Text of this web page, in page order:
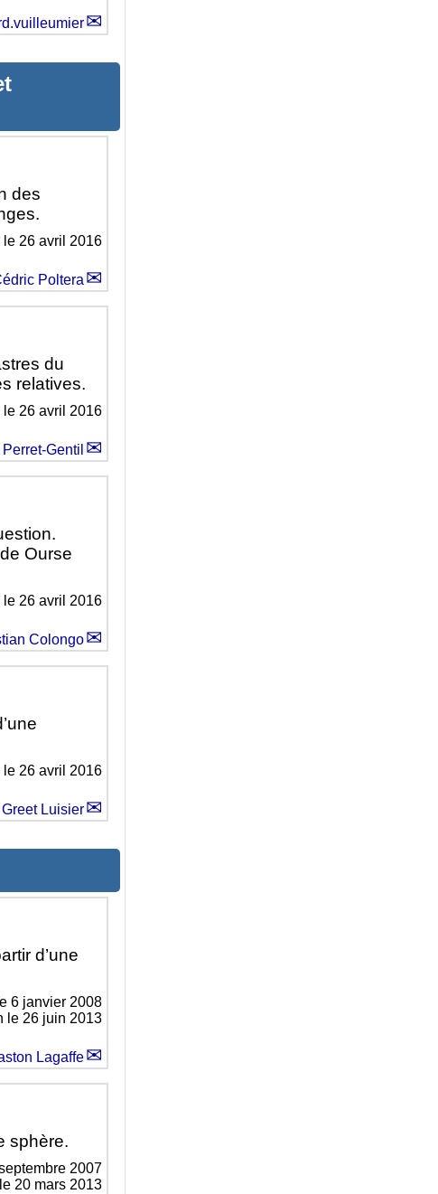
des
le26 avril 2016
Poltera
du
relatives.
le26 avril 2016
Gentil
Ourse
le26 avril 2016
Colongo
le26 avril 2016
Greet Luisier
d’une
6 janvier 2008
le 26 juin 2013
Lagaffe
sphère.
2007
20 mars 2013